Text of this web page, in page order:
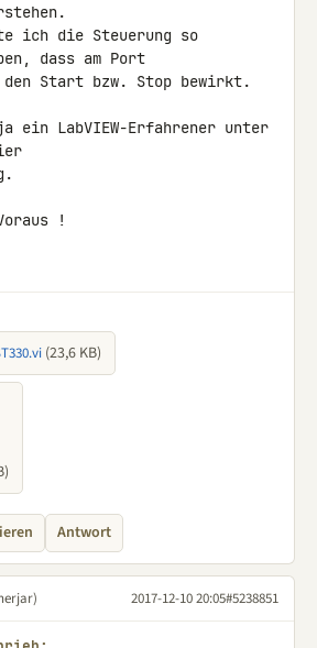
ich die Steuerung so
dass am Port
Start bzw. Stop bewirkt.
LabVIEW-Erfahrener unter
!
(23,6 KB)
Antwort
2017-12-10 20:05#5238851